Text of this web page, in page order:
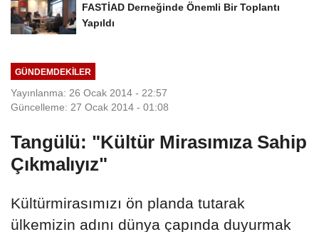
FASTİAD Derneğinde Önemli Bir Toplantı
Yapıldı
GÜNDEMDEKILER
Yayınlanma: 26 Ocak 2014 - 22:57
Güncelleme: 27 Ocak 2014 - 01:08
Tangülü: "Kültür Mirasımıza Sahip
Çıkmalıyız"
Kültürmirasımızı ön planda tutarak
ülkemizin adını dünya çapında duyurmak